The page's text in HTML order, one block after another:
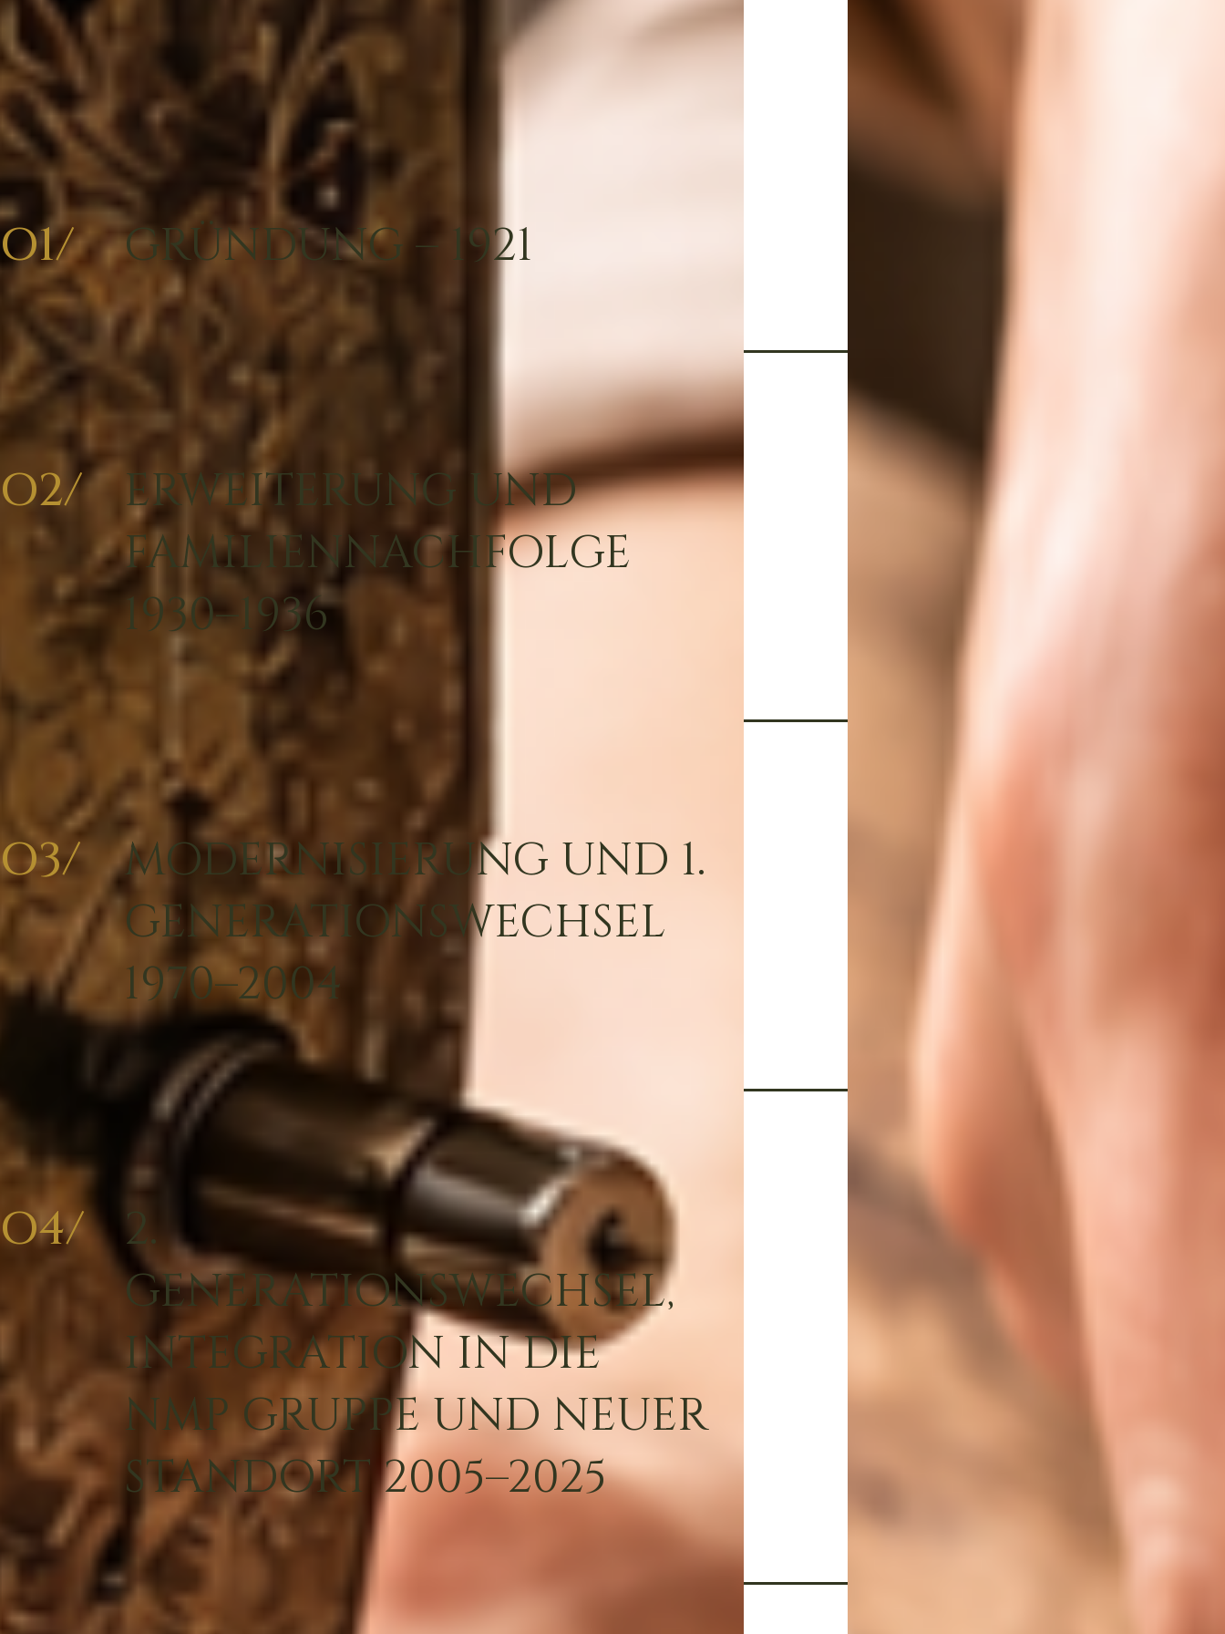
Die Fritz Härtel GmbH blickt auf eine lange
Tradition im Handel mit
Nähmaschinenzubehör und Kurzwaren
zurück.
O1/ GRÜNDUNG – 1921
O2/
ERWEITERUNG UND
FAMILIENNACHFOLGE
1930–1936
O3/
MODERNISIERUNG UND 1.
GENERATIONSWECHSEL
1970–2004
O4/
2.
GENERATIONSWECHSEL,
INTEGRATION IN DIE
NMP GRUPPE UND NEUER
STANDORT 2005–2025